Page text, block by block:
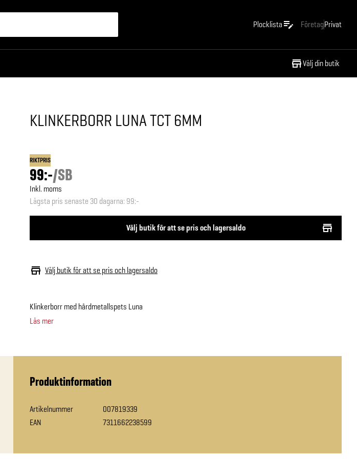
Plocklista FöretagPrivat
Välj din butik
KLINKERBORR LUNA TCT 6MM
RIKTPRIS
99:-/SB
Inkl. moms
Lägsta pris senaste 30 dagarna: 99:-
Välj butik för att se pris och lagersaldo
Välj butik för att se pris och lagersaldo
Klinkerborr med hårdmetallspets Luna
Läs mer
Produktinformation
Artikelnummer
007819339
EAN
7311662238599